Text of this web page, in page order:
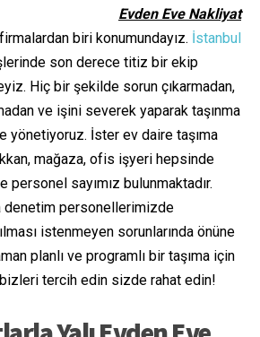
Evden Eve Nakliyat
biri konumundayız. İstanbul
son derece titiz bir ekip
Hiç bir şekilde sorun çıkarmadan,
ve işini severek yaparak taşınma
yönetiyoruz. İster ev daire taşıma
mağaza, ofis işyeri hepsinde
sayımız bulunmaktadır.
denetim personellerimizde
istenmeyen sorunlarında önüne
planlı ve programlı bir taşıma için
tercih edin sizde rahat edin!